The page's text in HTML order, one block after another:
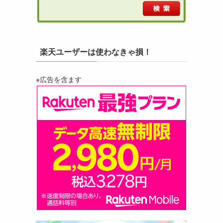
楽天ユーザーは使わなきゃ損！
※広告を含ます